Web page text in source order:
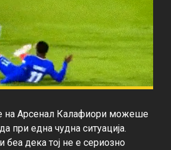
на Арсенал Калафиори можеше
при една чудна ситуација.
беа дека тој не е сериозно